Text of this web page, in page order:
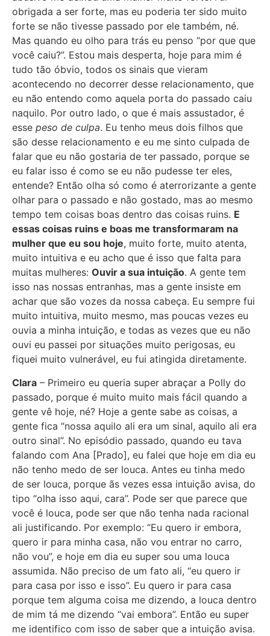
obrigada a ser forte, mas eu poderia ter sido muito
forte se não tivesse passado por ele também, né.
Mas quando eu olho para trás eu penso “por que que
você caiu?”. Estou mais desperta, hoje para mim é
tudo tão óbvio, todos os sinais que vieram
acontecendo no decorrer desse relacionamento, que
eu não entendo como aquela porta do passado caiu
naquilo. Por outro lado, o que é mais assustador, é
esse peso de culpa. Eu tenho meus dois filhos que
são desse relacionamento e eu me sinto culpada de
falar que eu não gostaria de ter passado, porque se
eu falar isso é como se eu não pudesse ter eles,
entende? Então olha só como é aterrorizante a gente
olhar para o passado e não gostado, mas ao mesmo
tempo tem coisas boas dentro das coisas ruins. E
essas coisas ruins e boas me transformaram na
mulher que eu sou hoje, muito forte, muito atenta,
muito intuitiva e eu acho que é isso que falta para
muitas mulheres: Ouvir a sua intuição. A gente tem
isso nas nossas entranhas, mas a gente insiste em
achar que são vozes da nossa cabeça. Eu sempre fui
muito intuitiva, muito mesmo, mas poucas vezes eu
ouvia a minha intuição, e todas as vezes que eu não
ouvi eu passei por situações muito perigosas, eu
fiquei muito vulnerável, eu fui atingida diretamente.
Clara – Primeiro eu queria super abraçar a Polly do
passado, porque é muito muito mais fácil quando a
gente vê hoje, né? Hoje a gente sabe as coisas, a
gente fica “nossa aquilo ali era um sinal, aquilo ali era
outro sinal”. No episódio passado, quando eu tava
falando com Ana [Prado], eu falei que hoje em dia eu
não tenho medo de ser louca. Antes eu tinha medo
de ser louca, porque ãs vezes essa intuição avisa, do
tipo “olha isso aqui, cara”. Pode ser que parece que
você é louca, pode ser que não tenha nada racional
ali justificando. Por exemplo: “Eu quero ir embora,
quero ir para minha casa, não vou entrar no carro,
não vou”, e hoje em dia eu super sou uma louca
assumida. Não preciso de um fato ali, “eu quero ir
para casa por isso e isso”. Eu quero ir para casa
porque tem alguma coisa me dizendo, a louca dentro
de mim tá me dizendo “vai embora”. Então eu super
me identifico com isso de saber que a intuição avisa.